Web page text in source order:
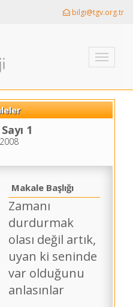
bilgi@tgv.org.tr
Toggle
1
Makale Başlığı
Zamanı
durdurmak
olası değil artık,
uyan ki seninde
var olduğunu
anlasınlar